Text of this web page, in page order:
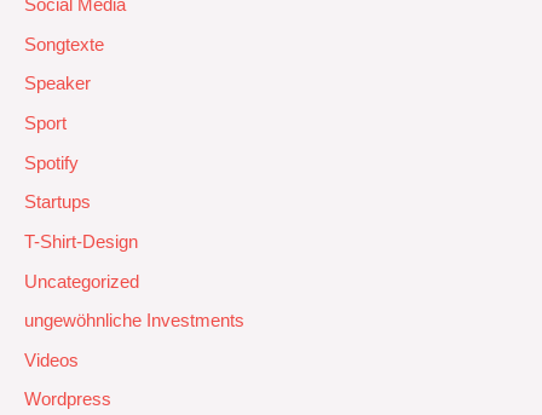
Social Media
Songtexte
Speaker
Sport
Spotify
Startups
T-Shirt-Design
Uncategorized
ungewöhnliche Investments
Videos
Wordpress